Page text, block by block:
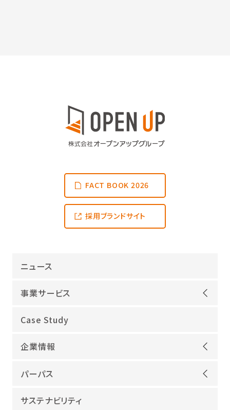
FACT BOOK 2026
採用ブランドサイト
ニュース
事業サービス
オープンアップグループが選ばれる理由
ITインフラ
IT開発
海外領域
Case Study
企業情報
ごあいさつ
沿革
パーパス
当社グループのパーパス
サステナビリティ